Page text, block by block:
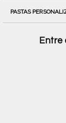
PASTAS
Entre